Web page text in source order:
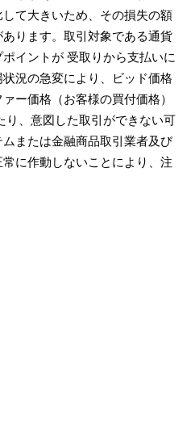
て大きいため、その損失の額
ります。取引対象である通貨
イントが 受取りから支払いに
況の急変により、ビッド価格
ー価格（お客様の買付価格）
り、意図した取引ができない可
または金融商品取引業者及び
に作動しないことにより、注